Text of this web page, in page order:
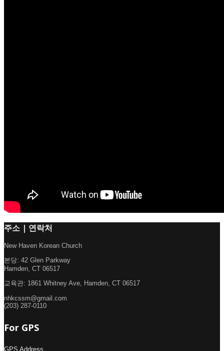
주소 | 연락처
New Haven Korean Church
본당: 42 Glen Parkway
Hamden, CT 06517
교육관: 1861 Whitney Ave, Hamden, CT 06517
nhkcssm@gmail.com
(203) 287-0110
For GPS
GPS Address